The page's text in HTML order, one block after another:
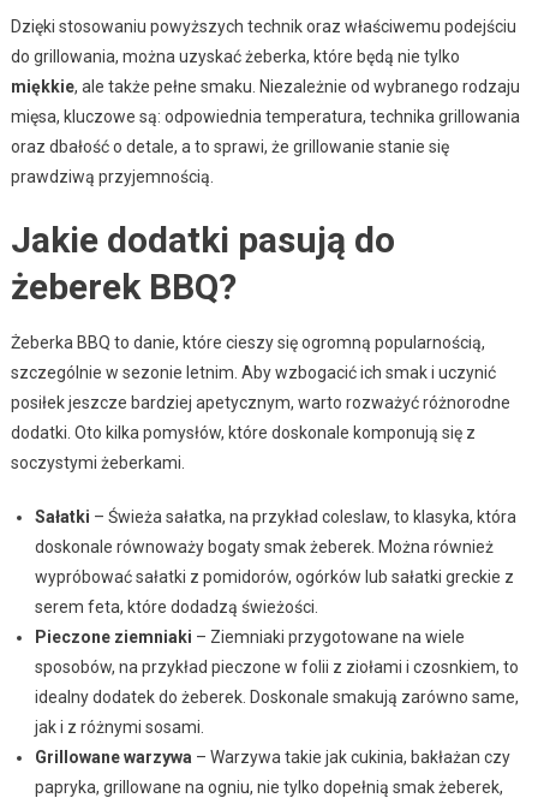
Dzięki stosowaniu powyższych technik oraz właściwemu podejściu
do grillowania, można uzyskać żeberka, które będą nie tylko
miękkie, ale także pełne smaku. Niezależnie od wybranego rodzaju
mięsa, kluczowe są: odpowiednia temperatura, technika grillowania
oraz dbałość o detale, a to sprawi, że grillowanie stanie się
prawdziwą przyjemnością.
Jakie dodatki pasują do
żeberek BBQ?
Żeberka BBQ to danie, które cieszy się ogromną popularnością,
szczególnie w sezonie letnim. Aby wzbogacić ich smak i uczynić
posiłek jeszcze bardziej apetycznym, warto rozważyć różnorodne
dodatki. Oto kilka pomysłów, które doskonale komponują się z
soczystymi żeberkami.
Sałatki – Świeża sałatka, na przykład coleslaw, to klasyka, która
doskonale równoważy bogaty smak żeberek. Można również
wypróbować sałatki z pomidorów, ogórków lub sałatki greckie z
serem feta, które dodadzą świeżości.
Pieczone ziemniaki – Ziemniaki przygotowane na wiele
sposobów, na przykład pieczone w folii z ziołami i czosnkiem, to
idealny dodatek do żeberek. Doskonale smakują zarówno same,
jak i z różnymi sosami.
Grillowane warzywa – Warzywa takie jak cukinia, bakłażan czy
papryka, grillowane na ogniu, nie tylko dopełnią smak żeberek,